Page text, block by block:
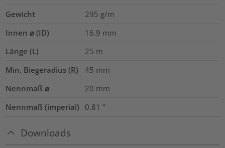
Gewicht
295 g/m
Innen ⌀ (ID)
16.9 mm
Länge (L)
25 m
Min. Biegeradius (R)
45 mm
Nennmaß ⌀
20 mm
Nennmaß (imperial)
0.81 "
Downloads